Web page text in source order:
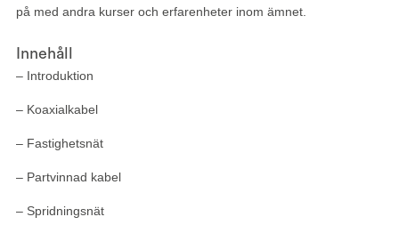
på med andra kurser och erfarenheter inom ämnet.
Innehåll
– Introduktion
– Koaxialkabel
– Fastighetsnät
– Partvinnad kabel
– Spridningsnät